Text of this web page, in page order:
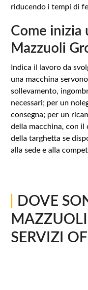
riducendo i tempi di
Come inizia
Mazzuoli
Indica il lavoro da
una macchina
sollevamento,
necessari; per un
consegna; per un
della macchina, con
della targhetta se
alla sede e alla
DOVE
MAZZUOLI
SERVIZI